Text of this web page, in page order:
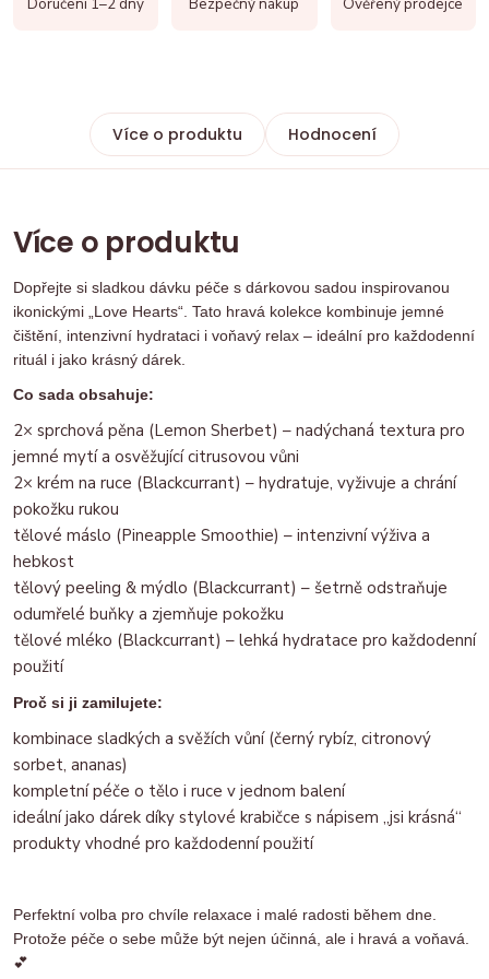
Více o produktu Hodnocení
Více o produktu
Dopřejte si sladkou dávku péče s dárkovou sadou inspirovanou
ikonickými „Love Hearts“. Tato hravá kolekce kombinuje jemné
čištění, intenzivní hydrataci i voňavý relax – ideální pro každodenní
rituál i jako krásný dárek.
Co sada obsahuje:
2× sprchová pěna (Lemon Sherbet) – nadýchaná textura pro
jemné mytí a osvěžující citrusovou vůni
2× krém na ruce (Blackcurrant) – hydratuje, vyživuje a chrání
pokožku rukou
tělové máslo (Pineapple Smoothie) – intenzivní výživa a
hebkost
tělový peeling & mýdlo (Blackcurrant) – šetrně odstraňuje
odumřelé buňky a zjemňuje pokožku
tělové mléko (Blackcurrant) – lehká hydratace pro každodenní
použití
Proč si ji zamilujete:
kombinace sladkých a svěžích vůní (černý rybíz, citronový
sorbet, ananas)
kompletní péče o tělo i ruce v jednom balení
ideální jako dárek díky stylové krabičce s nápisem „jsi krásná“
produkty vhodné pro každodenní použití
Perfektní volba pro chvíle relaxace i malé radosti během dne.
Protože péče o sebe může být nejen účinná, ale i hravá a voňavá.
💕